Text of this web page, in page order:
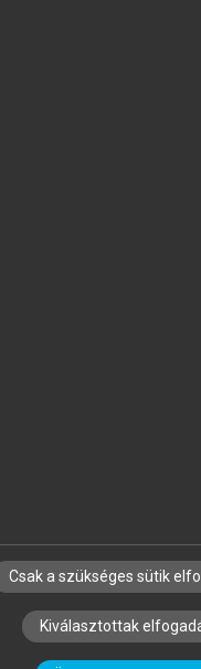
CÉGEKNEK
ÉS
Csak a szükséges sütik
Kiválasztottak